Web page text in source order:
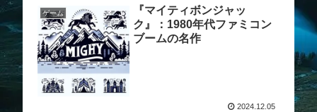
ゲーム
『マイティボンジャッ
ク』：1980年代ファミコン
ブームの名作
2024.12.05